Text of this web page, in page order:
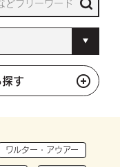
す
ワルター・アウアー